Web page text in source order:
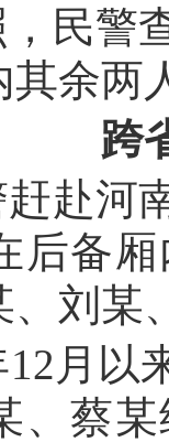
民警
余两
跨
赴河
后备
、刘某
12月以
、蔡